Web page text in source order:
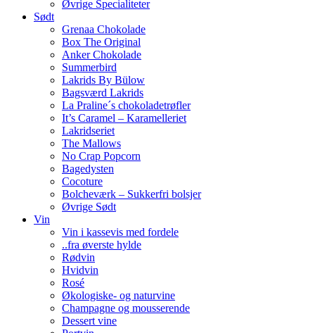
Øvrige Specialiteter
Sødt
Grenaa Chokolade
Box The Original
Anker Chokolade
Summerbird
Lakrids By Bülow
Bagsværd Lakrids
La Praline´s chokoladetrøfler
It’s Caramel – Karamelleriet
Lakridseriet
The Mallows
No Crap Popcorn
Bagedysten
Cocoture
Bolcheværk – Sukkerfri bolsjer
Øvrige Sødt
Vin
Vin i kassevis med fordele
..fra øverste hylde
Rødvin
Hvidvin
Rosé
Økologiske- og naturvine
Champagne og mousserende
Dessert vine